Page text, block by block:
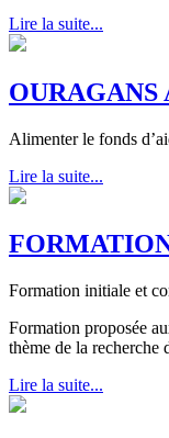
Lire la suite...
Alimenter le fonds
Lire la suite...
Formation initiale et
Formation proposée
thème de la recherche
Lire la suite...